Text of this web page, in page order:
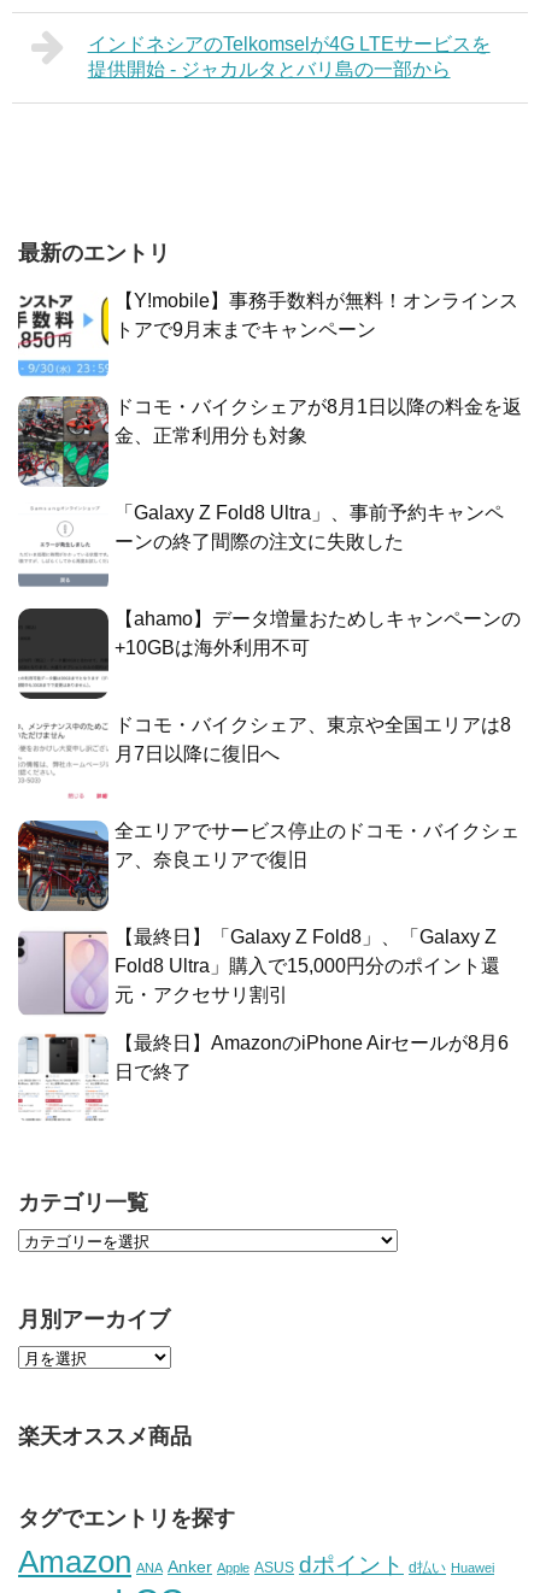
インドネシアのTelkomselが4G LTEサービスを
提供開始 - ジャカルタとバリ島の一部から
最新のエントリ
【Y!mobile】事務手数料が無料！オンラインス
トアで9月末までキャンペーン
ドコモ・バイクシェアが8月1日以降の料金を返
金、正常利用分も対象
「Galaxy Z Fold8 Ultra」、事前予約キャンペ
ーンの終了間際の注文に失敗した
【ahamo】データ増量おためしキャンペーンの
+10GBは海外利用不可
ドコモ・バイクシェア、東京や全国エリアは8
月7日以降に復旧へ
全エリアでサービス停止のドコモ・バイクシェ
ア、奈良エリアで復旧
【最終日】「Galaxy Z Fold8」、「Galaxy Z
Fold8 Ultra」購入で15,000円分のポイント還
元・アクセサリ割引
【最終日】AmazonのiPhone Airセールが8月6
日で終了
カテゴリ一覧
月別アーカイブ
楽天オススメ商品
タグでエントリを探す
Amazon ANA Anker Apple ASUS dポイント d払い Huawei